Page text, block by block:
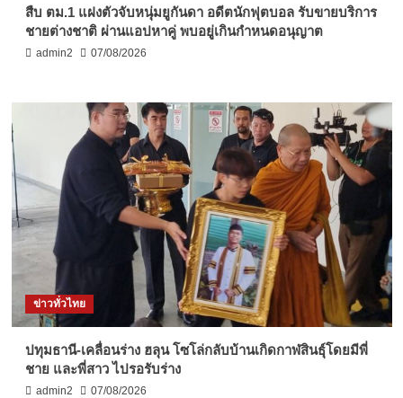
สืบ ตม.1 แฝงตัวจับหนุ่มยูกันดา อดีตนักฟุตบอล รับขายบริการ
ชายต่างชาติ ผ่านแอปหาคู่ พบอยู่เกินกำหนดอนุญาต
admin2 07/08/2026
ข่าวทั่วไทย
ปทุมธานี-เคลื่อนร่าง ฮลุน โซโล่กลับบ้านเกิดกาฬสินธุ์โดยมีพี่
ชาย และพี่สาว ไปรอรับร่าง
admin2 07/08/2026